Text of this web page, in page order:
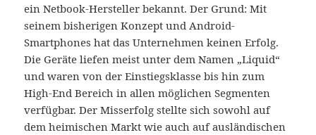
ein Netbook-Hersteller bekannt. Der Grund: Mit
seinem bisherigen Konzept und Android-
Smartphones hat das Unternehmen keinen Erfolg.
Die Geräte liefen meist unter dem Namen „Liquid“
und waren von der Einstiegsklasse bis hin zum
High-End Bereich in allen möglichen Segmenten
verfügbar. Der Misserfolg stellte sich sowohl auf
dem heimischen Markt wie auch auf ausländischen